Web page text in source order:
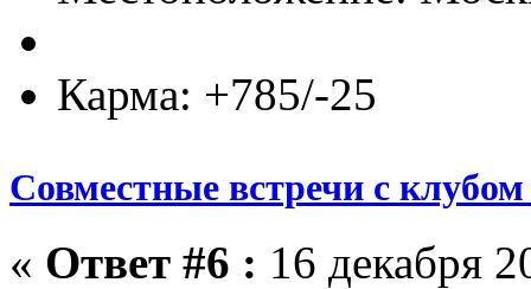
Карма: +785/-25
Совместные встречи с
« Ответ #6 : 16 декабря